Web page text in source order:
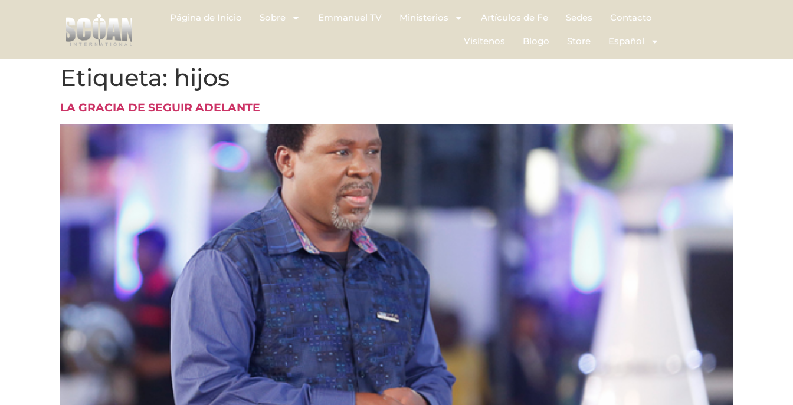
Página de Inicio Sobre Emmanuel TV Ministerios Artículos de Fe Sedes Contacto
Visítenos Blogo Store Español
Etiqueta: hijos
LA GRACIA DE SEGUIR ADELANTE